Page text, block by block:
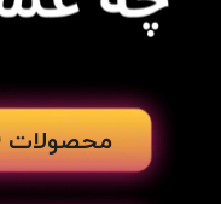
محصولات GOLD